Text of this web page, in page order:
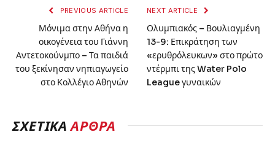
PREVIOUS ARTICLE
Μόνιμα στην Αθήνα η
οικογένεια του Γιάννη
Αντετοκούνμπο – Τα παιδιά
του ξεκίνησαν νηπιαγωγείο
στο Κολλέγιο Αθηνών
NEXT ARTICLE
Ολυμπιακός – Βουλιαγμένη
13-9: Επικράτηση των
«ερυθρόλευκων» στο πρώτο
ντέρμπι της Water Polo
League γυναικών
ΣΧΕΤΙΚΑΑΡΘΡΑ